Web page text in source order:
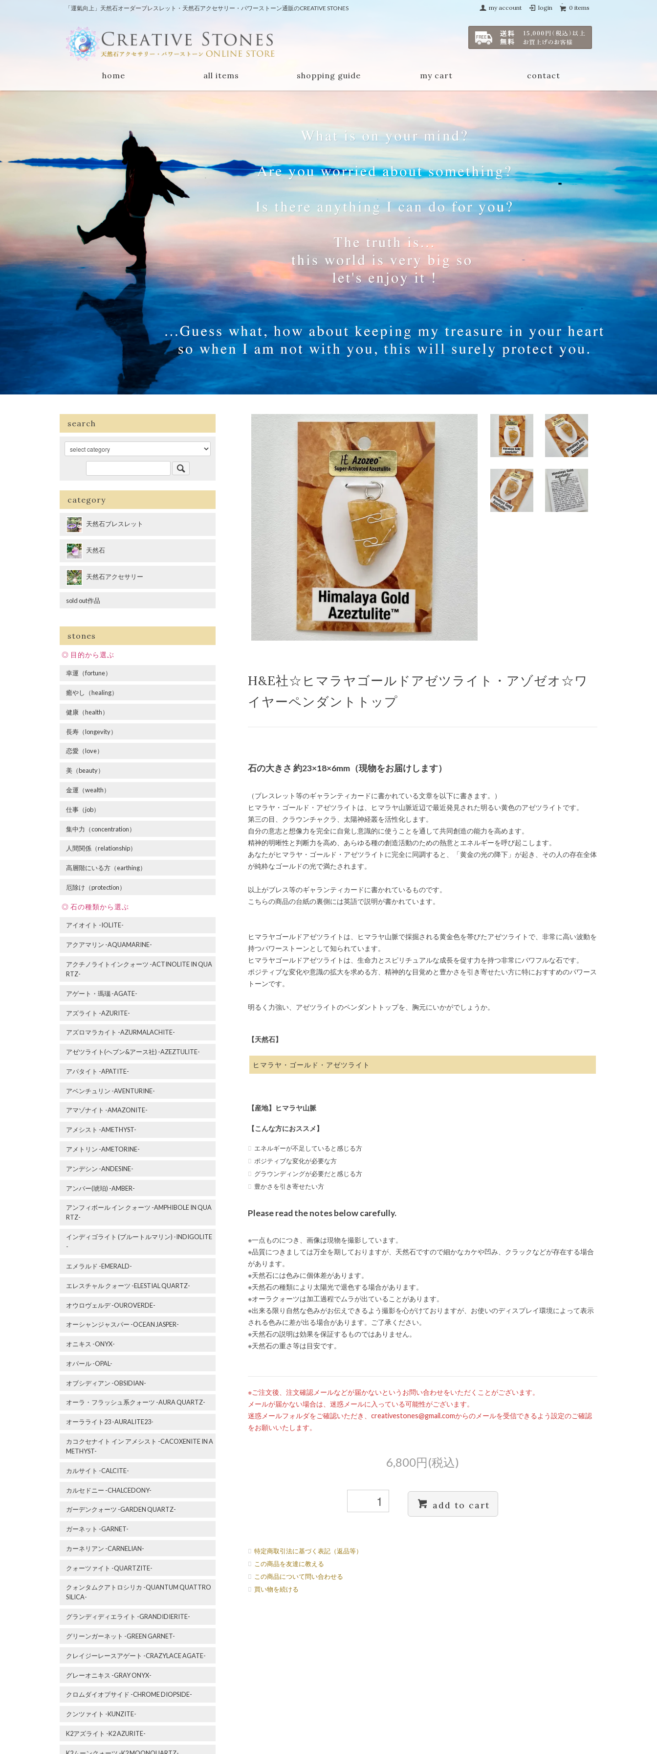
「運氣向上」天然石オーダーブレスレット・天然石アクセサリー・パワーストーン通販のCREATIVE STONES my account login 0 items
home all items shopping guide my cart contact
H&E社☆ヒマラヤゴールドアゼツライト・アゾゼオ☆ワ
イヤーペンダントトップ
石の大きさ 約23×18×6mm（現物をお届けします）
（ブレスレット等のギャランティカードに書かれている文章を以下に書きます。）
ヒマラヤ・ゴールド・アゼツライトは、ヒマラヤ山脈近辺で最近発見された明るい黄色のアゼツライトです。
第三の目、クラウンチャクラ、太陽神経叢を活性化します。
自分の意志と想像力を完全に自覚し意識的に使うことを通して共同創造の能力を高めます。
精神的明晰性と判断力を高め、あらゆる種の創造活動のための熱意とエネルギーを呼び起こします。
あなたがヒマラヤ・ゴールド・アゼツライトに完全に同調すると、「黄金の光の降下」が起き、その人の存在全体
が純粋なゴールドの光で満たされます。
以上がブレス等のギャランティカードに書かれているものです。
こちらの商品の台紙の裏側には英語で説明が書かれています。
ヒマラヤゴールドアゼツライトは、ヒマラヤ山脈で採掘される黄金色を帯びたアゼツライトで、非常に高い波動を
持つパワーストーンとして知られています。
ヒマラヤゴールドアゼツライトは、生命力とスピリチュアルな成長を促す力を持つ非常にパワフルな石です。
ポジティブな変化や意識の拡大を求める方、精神的な目覚めと豊かさを引き寄せたい方に特におすすめのパワース
トーンです。
明るく力強い、アゼツライトのペンダントトップを、胸元にいかがでしょうか。
【天然石】
ヒマラヤ・ゴールド・アゼツライト
【産地】ヒマラヤ山脈
【こんな方におススメ】
エネルギーが不足していると感じる方
ポジティブな変化が必要な方
グラウンディングが必要だと感じる方
豊かさを引き寄せたい方
Please read the notes below carefully.
※一点ものにつき、画像は現物を撮影しています。
※品質につきましては万全を期しておりますが、天然石ですので細かなカケや凹み、クラックなどが存在する場合
があります。
※天然石には色みに個体差があります。
※天然石の種類により太陽光で退色する場合があります。
※オーラクォーツは加工過程でムラが出ていることがあります。
※出来る限り自然な色みがお伝えできるよう撮影を心がけておりますが、お使いのディスプレイ環境によって表示
される色みに差が出る場合があります。ご了承ください。
※天然石の説明は効果を保証するものではありません。
※天然石の重さ等は目安です。
※ご注文後、注文確認メールなどが届かないというお問い合わせをいただくことがございます。
メールが届かない場合は、迷惑メールに入っている可能性がございます。
迷惑メールフォルダをご確認いただき、creativestones@gmail.comからのメールを受信できるよう設定のご確認
をお願いいたします。
6,800円(税込)
add to cart
特定商取引法に基づく表記（返品等）
この商品を友達に教える
この商品について問い合わせる
買い物を続ける
search
category
天然石ブレスレット
天然石
天然石アクセサリー
sold out作品
stones
目的から選ぶ
幸運（fortune）
癒やし（healing）
健康（health）
長寿（longevity）
恋愛（love）
美（beauty）
金運（wealth）
仕事（job）
集中力（concentration）
人間関係（relationship）
高層階にいる方（earthing）
厄除け（protection）
石の種類から選ぶ
アイオイト -IOLITE-
アクアマリン -AQUAMARINE-
アクチノライトインクォーツ -ACTINOLITE IN QUA
RTZ-
アゲート・瑪瑙 -AGATE-
アズライト -AZURITE-
アズロマラカイト -AZURMALACHITE-
アゼツライト(ヘブン&アース社) -AZEZTULITE-
アパタイト -APATITE-
アベンチュリン -AVENTURINE-
アマゾナイト -AMAZONITE-
アメシスト -AMETHYST-
アメトリン -AMETORINE-
アンデシン -ANDESINE-
アンバー(琥珀) -AMBER-
アンフィボール イン クォーツ -AMPHIBOLE IN QUA
RTZ-
インディゴライト (ブルートルマリン) -INDIGOLITE
-
エメラルド -EMERALD-
エレスチャル クォーツ -ELESTIAL QUARTZ-
オウロヴェルデ -OUROVERDE-
オーシャンジャスパー -OCEAN JASPER-
オニキス -ONYX-
オパール -OPAL-
オブシディアン -OBSIDIAN-
オーラ・フラッシュ系クォーツ -AURA QUARTZ-
オーラライト23 -AURALITE23-
カコクセナイト イン アメシスト -CACOXENITE IN A
METHYST-
カルサイト -CALCITE-
カルセドニー -CHALCEDONY-
ガーデンクォーツ -GARDEN QUARTZ-
ガーネット -GARNET-
カーネリアン -CARNELIAN-
クォーツァイト -QUARTZITE-
クォンタムクアトロシリカ -QUANTUM QUATTRO
SILICA-
グランディディエライト -GRANDIDIERITE-
グリーンガーネット -GREEN GARNET-
クレイジーレースアゲート -CRAZYLACE AGATE-
グレーオニキス -GRAY ONYX-
クロムダイオプサイド -CHROME DIOPSIDE-
クンツァイト -KUNZITE-
K2アズライト -K2 AZURITE-